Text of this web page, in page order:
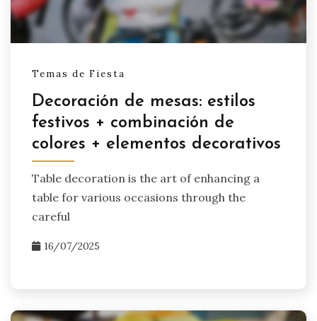
Temas de Fiesta
Decoración de mesas: estilos
festivos + combinación de
colores + elementos decorativos
Table decoration is the art of enhancing a
table for various occasions through the
careful
16/07/2025